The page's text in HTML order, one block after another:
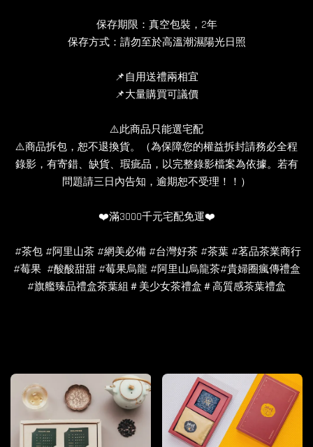
保存期限：真空包裝，2年
保存方式：請勿至於高溫潮濕陽光日照
📌自用送禮兩相宜
📌大量購買可議價
⚠️此商品只能選宅配
⚠️商品拆包，恕不退換貨。（為保障您的權益拆封請務必全程
錄影，有寄錯、缺貨、瑕疵品，以完整錄影檔案為依據。若有
問題請三日內告知，逾期恕不受理！！）
❤️滿3000千元宅配免運❤️
#茶包 #阿里山茶 #網美必備 #台灣好茶 #茶葉 #茗品茶業商行
#莓果 #酸酸甜甜 #莓果烏龍 #阿里山烏龍茶#貴婦圈瘋傳禮盒
#旗艦臻品禮盒茶葉組＃美少女茶禮盒＃高質感茶葉禮盒